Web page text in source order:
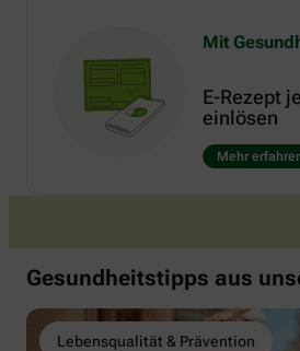
Mit
E-Rezept
einlösen
Mehr
Gesundheitstipps aus
Lebensqualität & Prävention